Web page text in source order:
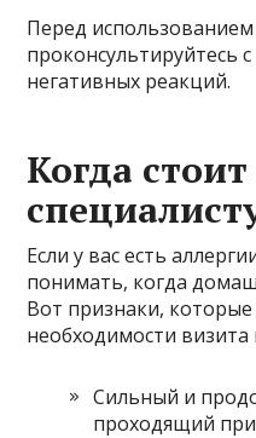
Перед
проконсультируйтесь
негативных реакций.
Когда
Если у вас есть
понимать, когда
Вот признаки,
необходимости визита
Сильный и
проходящий